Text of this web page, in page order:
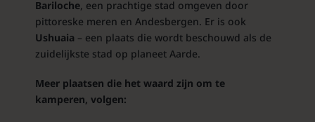
Bariloche, een prachtige stad omgeven door
pittoreske meren en Andesbergen. Er is ook
Ushuaia – een plaats die wordt beschouwd als de
zuidelijkste stad op planeet Aarde.
Meer plaatsen die het waard zijn om te
kamperen, volgen: